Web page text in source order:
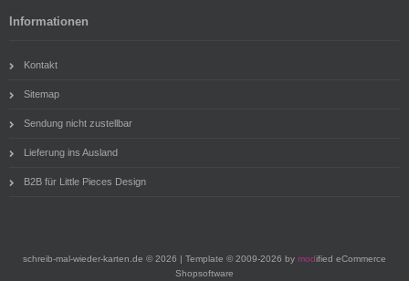
Informationen
Kontakt
Sitemap
Sendung nicht zustellbar
Lieferung ins Ausland
B2B für Little Pieces Design
schreib-mal-wieder-karten.de © 2026 | Template © 2009-2026 by modified eCommerce
Shopsoftware